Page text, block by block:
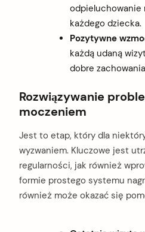
odpieluchowanie
każdego dziecka.
Pozytywne
każdą udaną
dobre
Rozwiązywanie
moczeniem
Jest to etap, który dla
wyzwaniem. Kluczowe jest
regularności, jak również
formie prostego systemu
również może okazać się